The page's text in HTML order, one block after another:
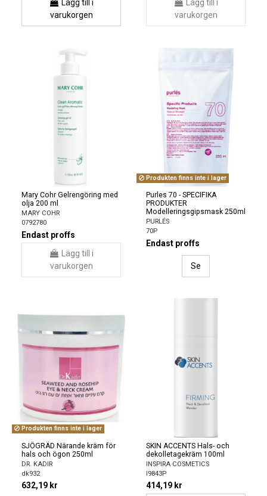
Lägg till i
varukorgen
Lägg till i
varukorgen
Mary Cohr Gelrengöring med
olja 200 ml
MARY COHR
0792780
Endast proffs
Lägg till i
varukorgen
Produkten finns inte i lager
Purles 70 - SPECIFIKA
PRODUKTER
Modelleringsgipsmask 250ml
PURLÉS
70P
Endast proffs
Se
Produkten finns inte i lager
SJÖGRÄD Närande kräm för
hals och ögon 250ml
DR. KADIR
dk932
632,19 kr
SKIN ACCENTS Hals- och
dekolletagekräm 100ml
INSPIRA COSMETICS
I9843P
414,19 kr